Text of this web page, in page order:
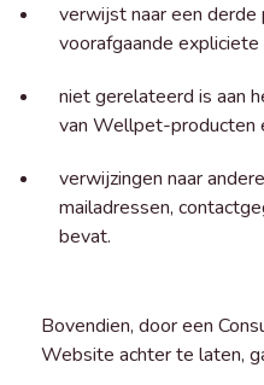
verwijst naar een derde
voorafgaande
niet gerelateerd is aan
van Wellpet-producten
verwijzingen naar
mailadressen,
bevat.
Bovendien, door een
Website achter te laten,